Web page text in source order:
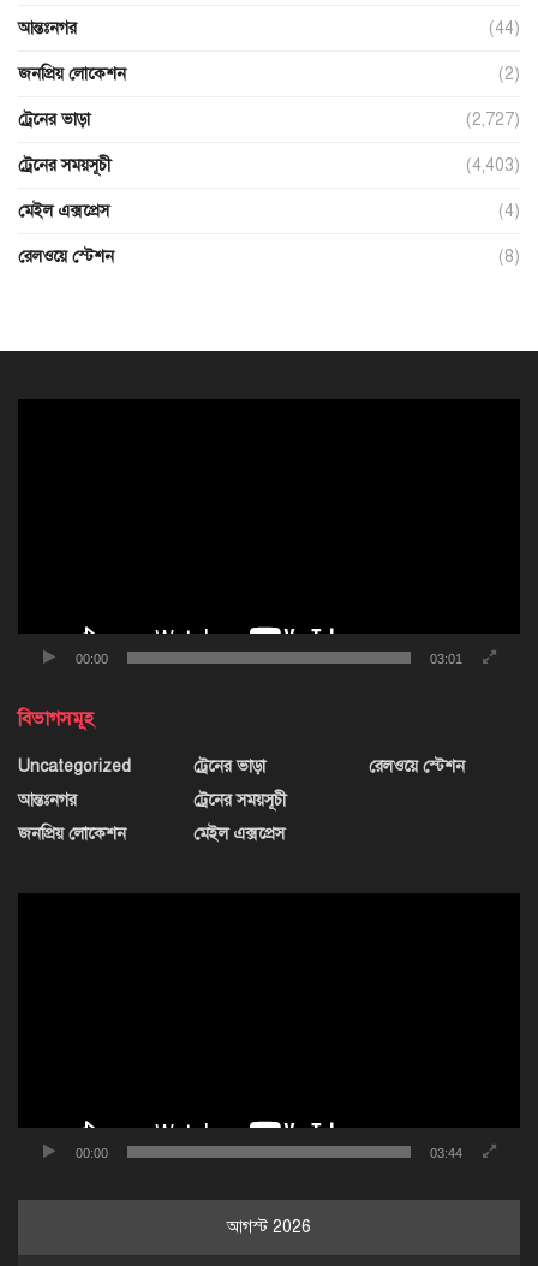
আন্তঃনগর (44)
জনপ্রিয় লোকেশন (2)
ট্রেনের ভাড়া (2,727)
ট্রেনের সময়সূচী (4,403)
মেইল এক্সপ্রেস (4)
রেলওয়ে স্টেশন (8)
00:00 03:01
বিভাগসমূহ
Uncategorized
আন্তঃনগর
জনপ্রিয় লোকেশন
ট্রেনের ভাড়া
ট্রেনের সময়সূচী
মেইল এক্সপ্রেস
রেলওয়ে স্টেশন
00:00 03:44
আগস্ট 2026